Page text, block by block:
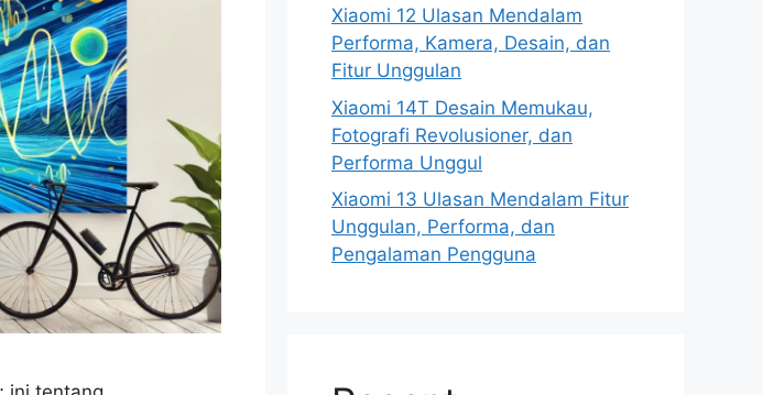
Xiaomi 12 Ulasan Mendalam
Performa, Kamera, Desain, dan
Fitur Unggulan
Xiaomi 14T Desain Memukau,
Fotografi Revolusioner, dan
Performa Unggul
Xiaomi 13 Ulasan Mendalam Fitur
Unggulan, Performa, dan
Pengalaman Pengguna